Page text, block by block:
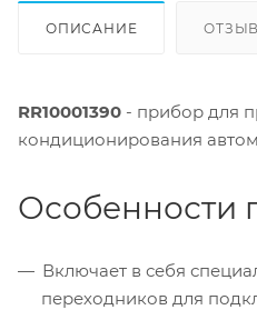
ОПИСАНИЕ
RR10001390 - прибор для
кондиционирования
Особенности
Включает в себя
переходников для